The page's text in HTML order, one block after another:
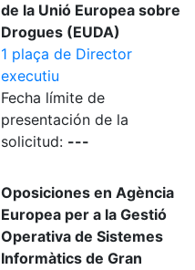
de la Unió Europea sobre
Drogues (EUDA)
1 plaça de Director
executiu
Fecha límite de
presentación de la
solicitud: ---
Oposiciones en Agència
Europea per a la Gestió
Operativa de Sistemes
Informàtics de Gran